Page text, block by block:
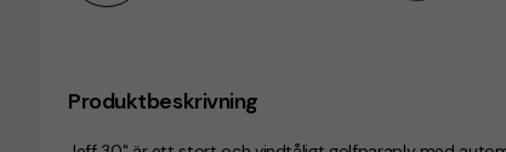
Produktbeskrivning